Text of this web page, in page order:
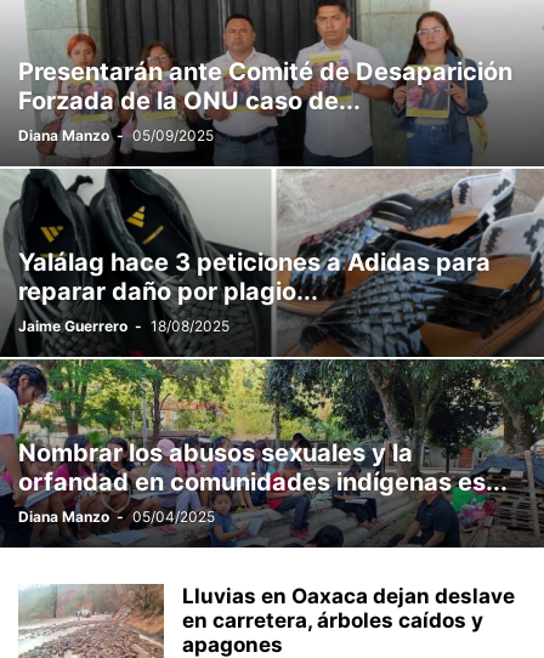
Presentarán ante Comité de Desaparición
Forzada de la ONU caso de...
Diana Manzo - 05/09/2025
Yalálag hace 3 peticiones a Adidas para
reparar daño por plagio...
Jaime Guerrero - 18/08/2025
Nombrar los abusos sexuales y la
orfandad en comunidades indígenas es...
Diana Manzo - 05/04/2025
Lluvias en Oaxaca dejan deslave
en carretera, árboles caídos y
apagones